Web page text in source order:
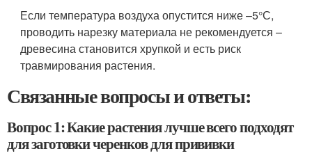
Если температура воздуха опустится ниже –5°С,
проводить нарезку материала не рекомендуется –
древесина становится хрупкой и есть риск
травмирования растения.
Связанные вопросы и ответы:
Вопрос 1: Какие растения лучше всего подходят
для заготовки черенков для прививки